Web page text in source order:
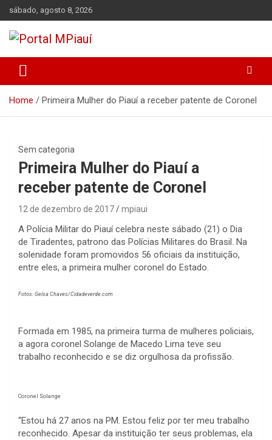
Skip
to
content
sábado, agosto 8, 2026
Portal MPiauí
Parnaíba
Home Primeira Mulher do Piauí a receber patente de Coronel
Sem categoria
Primeira Mulher do Piauí a
receber patente de Coronel
12 de dezembro de 2017 mpiaui
A Polícia Militar do Piauí celebra neste sábado (21) o Dia
de Tiradentes, patrono das Polícias Militares do Brasil. Na
solenidade foram promovidos 56 oficiais da instituição,
entre eles, a primeira mulher coronel do Estado.
Fotos: Geísa Chaves/Cidadeverde.com
Formada em 1985, na primeira turma de mulheres policiais,
a agora coronel Solange de Macedo Lima teve seu
trabalho reconhecido e se diz orgulhosa da profissão.
Coronel Solange
“Estou há 27 anos na PM. Estou feliz por ter meu trabalho
reconhecido. Apesar da instituição ter seus problemas, ela